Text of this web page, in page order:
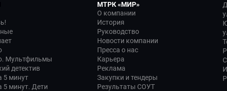
Мультфильмы
детектив
5 минут
5 минут. Дети
МТРК «МИР»
О компании
История
Руководство
Новости компании
Пресса о нас
Карьера
Реклама
Закупки и тендеры
Результаты СОУТ